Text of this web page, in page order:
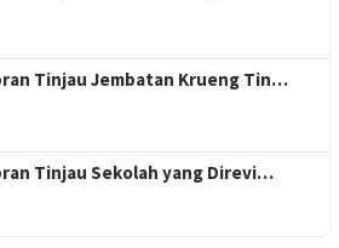
Tinjau Jembatan Krueng Tin…
Tinjau Sekolah yang Direvi…